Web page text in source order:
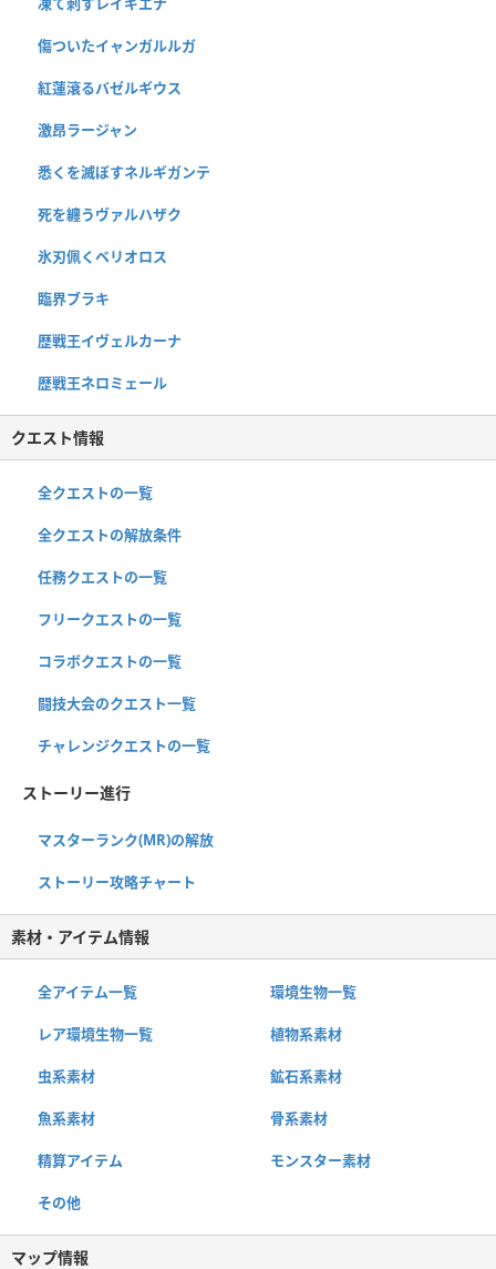
傷ついたイャンガルルガ
紅蓮滾るバゼルギウス
激昂ラージャン
悉くを滅ぼすネルギガンテ
死を纏うヴァルハザク
氷刃佩くベリオロス
臨界ブラキ
歴戦王イヴェルカーナ
歴戦王ネロミェール
クエスト情報
全クエストの一覧
全クエストの解放条件
任務クエストの一覧
フリークエストの一覧
コラボクエストの一覧
闘技大会のクエスト一覧
チャレンジクエストの一覧
ストーリー進行
マスターランク(MR)の解放
ストーリー攻略チャート
素材・アイテム情報
全アイテム一覧 環境生物一覧
レア環境生物一覧 植物系素材
虫系素材 鉱石系素材
魚系素材 骨系素材
精算アイテム モンスター素材
その他
マップ情報